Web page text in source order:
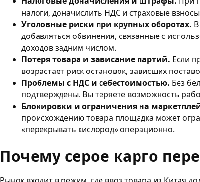
налоги, доначислить НДС и страховые
Уголовные риски при крупных оборотах.
добавляться обвинения, связанные с
доходов задним числом.
Потеря товара и зависание партий. Если
возрастает риск остановок, зависших
Проблемы с НДС и себестоимостью. Без
подтверждены. Вы теряете возможность
Блокировки и ограничения на
происхождению товара площадка может
«перекрывать кислород» операционно.
Почему серое карго